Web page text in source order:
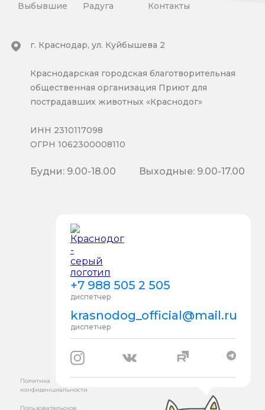
Выбывшие Радуга Контакты
+7 988 505 2 505
диспетчер
krasnodog_official@mail.ru
диспетчер
г. Краснодар, ул. Куйбышева 2
Краснодарская городская благотворительная
общественная организация Приют для
пострадавших животных «Краснодог»
ИНН 2310117098
ОГРН 1062300008110
Будни: 9.00-18.00 Выходные: 9.00-17.00
Политика
конфиденциальности
Пользовательское